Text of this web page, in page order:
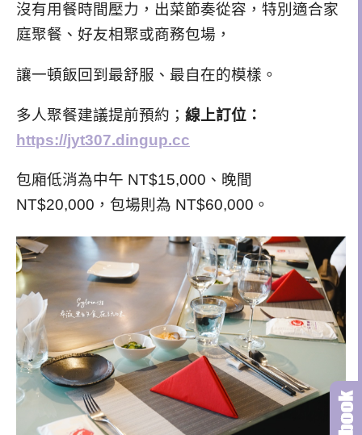
沒有用餐時間壓力，出菜節奏從容， 特別適合家
庭聚餐、好友相聚或商務包場，
讓一頓飯回到最舒服、最自在的模樣。
多人聚餐建議提前預約； 線上訂位：
https://jyt307.dingup.cc
包廂低消為中午 NT$15,000、晚間
NT$20,000，包場則為 NT$60,000。